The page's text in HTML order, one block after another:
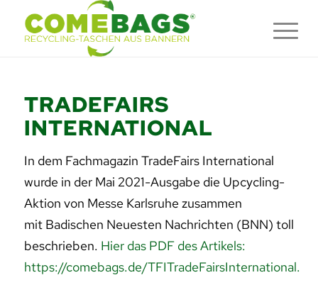
TRADEFAIRS
INTERNATIONAL
In dem Fachmagazin TradeFairs International
wurde in der Mai 2021-Ausgabe die Upcycling-
Aktion von Messe Karlsruhe zusammen
mit Badischen Neuesten Nachrichten (BNN) toll
beschrieben. Hier das PDF des Artikels:
https://comebags.de/TFITradeFairsInternational.